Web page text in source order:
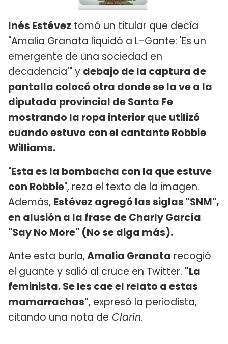
Inés Estévez tomó un titular que decía
"Amalia Granata liquidó a L-Gante: 'Es un
emergente de una sociedad en
decadencia'" y debajo de la captura de
pantalla colocó otra donde se la ve a la
diputada provincial de Santa Fe
mostrando la ropa interior que utilizó
cuando estuvo con el cantante Robbie
Williams.
"Esta es la bombacha con la que estuve
con Robbie", reza el texto de la imagen.
Además, Estévez agregó las siglas "SNM",
en alusión a la frase de Charly García
"Say No More" (No se diga más).
Ante esta burla,Amalia Granata recogió
el guante y salió al cruce en Twitter. "La
feminista. Se les cae el relato a estas
mamarrachas", expresó la periodista,
citando una nota de Clarín.